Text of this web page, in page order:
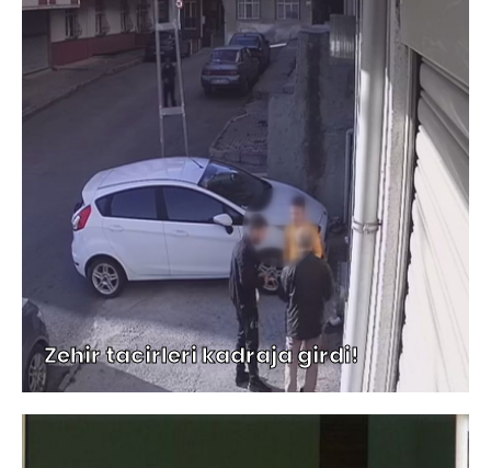
Zehir tacirleri kadraja girdi!